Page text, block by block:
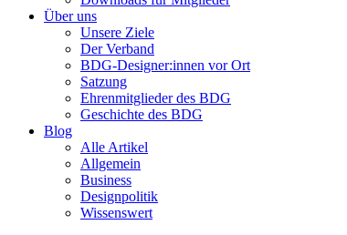
Über uns
Unsere Ziele
Der Verband
BDG-Designer:innen vor Ort
Satzung
Ehrenmitglieder des BDG
Geschichte des BDG
Blog
Alle Artikel
Allgemein
Business
Designpolitik
Wissenswert